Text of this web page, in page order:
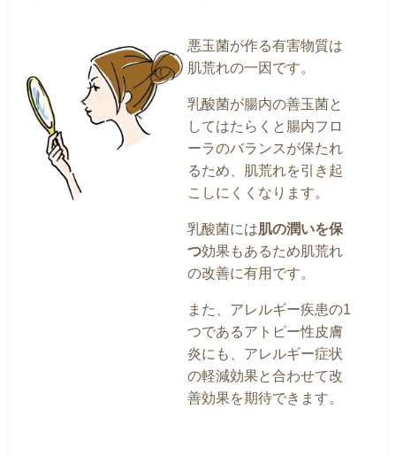
悪玉菌が作る有害物質は
肌荒れの一因です。
乳酸菌が腸内の善玉菌と
してはたらくと腸内フロ
ーラのバランスが保たれ
るため、肌荒れを引き起
こしにくくなります。
乳酸菌には肌の潤いを保
つ効果もあるため肌荒れ
の改善に有用です。
また、アレルギー疾患の1
つであるアトピー性皮膚
炎にも、アレルギー症状
の軽減効果と合わせて改
善効果を期待できます。